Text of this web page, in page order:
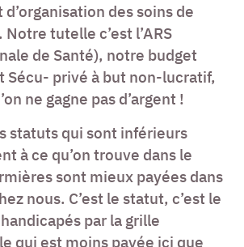
des soins de
tutelle c’est l’ARS
de Santé), notre budget
Sécu- privé à but non-lucratif,
ne gagne pas d’argent !
statuts qui sont inférieurs
à ce qu’on trouve dans le
sont mieux payées dans
nous. C’est le statut, c’est le
par la grille
qui est moins payée ici que